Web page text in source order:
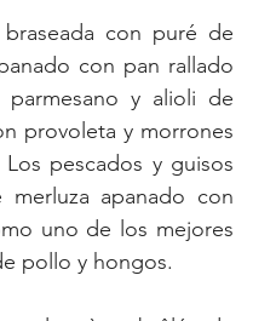
con puré de
con pan rallado
y alioli de
provoleta y morrones
pescados y guisos
apanado con
uno de los mejores
pollo y hongos.